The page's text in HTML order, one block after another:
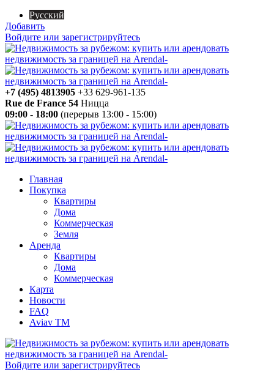
Русский
Добавить
Войдите или зарегистрируйтесь
+7 (495) 4813905 +33 629-961-135
Rue de France 54 Ницца
09:00 - 18:00 (перерыв 13:00 - 15:00)
Главная
Покупка
Квартиры
Дома
Коммерческая
Земля
Аренда
Квартиры
Дома
Коммерческая
Карта
Новости
FAQ
Aviav TM
Войдите или зарегистрируйтесь